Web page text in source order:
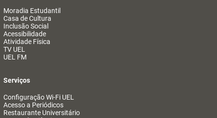
Moradia Estudantil
Casa de Cultura
Inclusão Social
Acessibilidade
Atividade Física
TV UEL
UEL FM
Serviços
Configuração Wi-Fi UEL
Acesso a Periódicos
Restaurante Universitário